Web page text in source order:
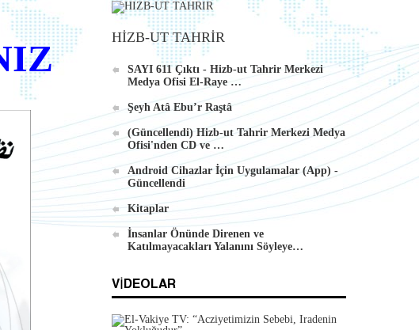
DVD'ler
Android İçin Yeni El-Waie Dergisi
Uygulaması
HİZB-UT TAHRİR
SAYI 611 Çıktı - Hizb-ut Tahrir Merkezi
Medya Ofisi El-Raye …
Şeyh Atâ Ebu’r Raştâ
(Güncellendi) Hizb-ut Tahrir Merkezi Medya
Ofisi'nden CD ve …
Android Cihazlar İçin Uygulamalar (App) -
Güncellendi
Kitaplar
İnsanlar Önünde Direnen ve
Katılmayacakları Yalanını Söyleye…
VIDEOLAR